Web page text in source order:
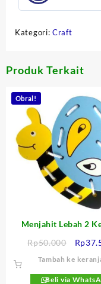
of
Kategori:Craft
Produk Terkait
Obral!
Menjahit Lebah 2
Rp50.000
Harga
aslinya
Rp
Tambah ke
Beli via